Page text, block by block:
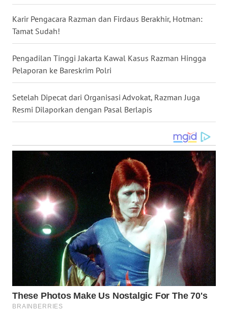
Karir Pengacara Razman dan Firdaus Berakhir, Hotman:
Tamat Sudah!
Pengadilan Tinggi Jakarta Kawal Kasus Razman Hingga
Pelaporan ke Bareskrim Polri
Setelah Dipecat dari Organisasi Advokat, Razman Juga
Resmi Dilaporkan dengan Pasal Berlapis
NUSANTARA
JOGJA
JATIM
KALBAR
WN
KALTENG
WN
KALTARA
WN
KALSEL